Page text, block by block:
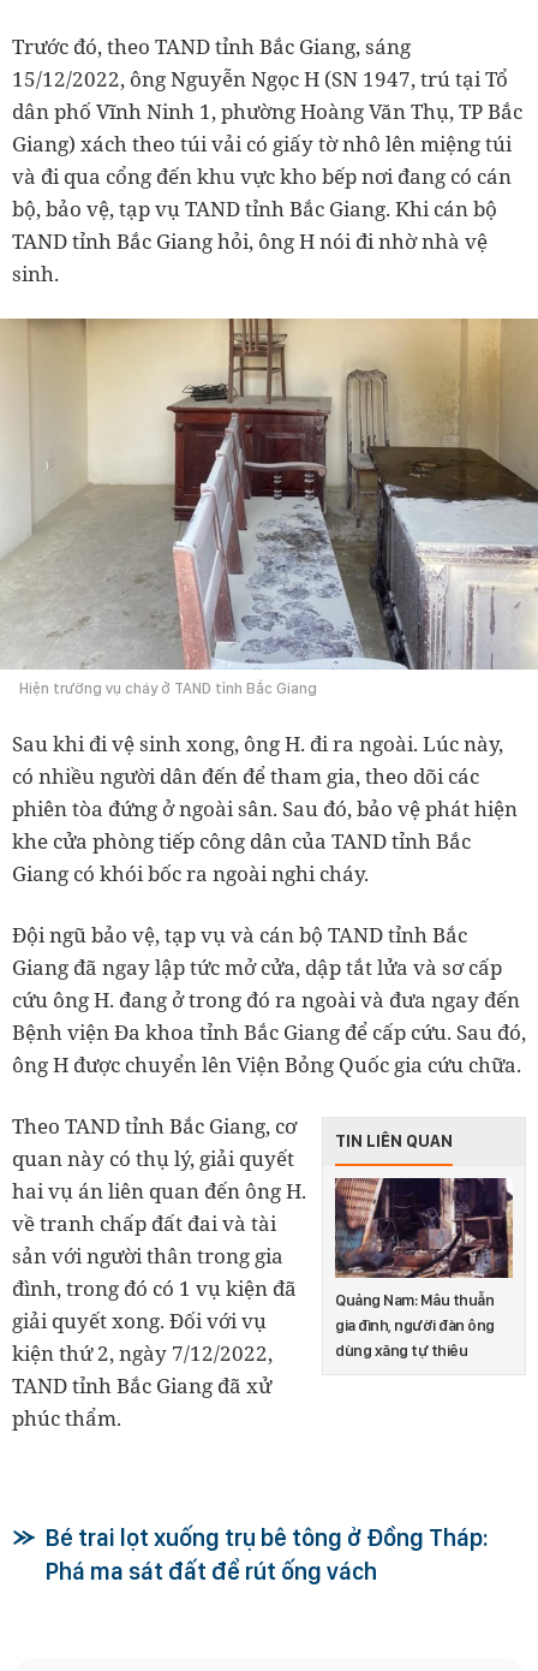
Trước đó, theo TAND tỉnh Bắc Giang, sáng
15/12/2022, ông Nguyễn Ngọc H (SN 1947, trú tại Tổ
dân phố Vĩnh Ninh 1, phường Hoàng Văn Thụ, TP Bắc
Giang) xách theo túi vải có giấy tờ nhô lên miệng túi
và đi qua cổng đến khu vực kho bếp nơi đang có cán
bộ, bảo vệ, tạp vụ TAND tỉnh Bắc Giang. Khi cán bộ
TAND tỉnh Bắc Giang hỏi, ông H nói đi nhờ nhà vệ
sinh.
Hiện trường vụ cháy ở TAND tỉnh Bắc Giang
Sau khi đi vệ sinh xong, ông H. đi ra ngoài. Lúc này,
có nhiều người dân đến để tham gia, theo dõi các
phiên tòa đứng ở ngoài sân. Sau đó, bảo vệ phát hiện
khe cửa phòng tiếp công dân của TAND tỉnh Bắc
Giang có khói bốc ra ngoài nghi cháy.
Đội ngũ bảo vệ, tạp vụ và cán bộ TAND tỉnh Bắc
Giang đã ngay lập tức mở cửa, dập tắt lửa và sơ cấp
cứu ông H. đang ở trong đó ra ngoài và đưa ngay đến
Bệnh viện Đa khoa tỉnh Bắc Giang để cấp cứu. Sau đó,
ông H được chuyển lên Viện Bỏng Quốc gia cứu chữa.
TIN LIÊN QUAN
Quảng Nam: Mâu thuẫn
gia đình, người đàn ông
dùng xăng tự thiêu
Theo TAND tỉnh Bắc Giang, cơ
quan này có thụ lý, giải quyết
hai vụ án liên quan đến ông H.
về tranh chấp đất đai và tài
sản với người thân trong gia
đình, trong đó có 1 vụ kiện đã
giải quyết xong. Đối với vụ
kiện thứ 2, ngày 7/12/2022,
TAND tỉnh Bắc Giang đã xử
phúc thẩm.
Bé trai lọt xuống trụ bê tông ở Đồng Tháp:
Phá ma sát đất để rút ống vách